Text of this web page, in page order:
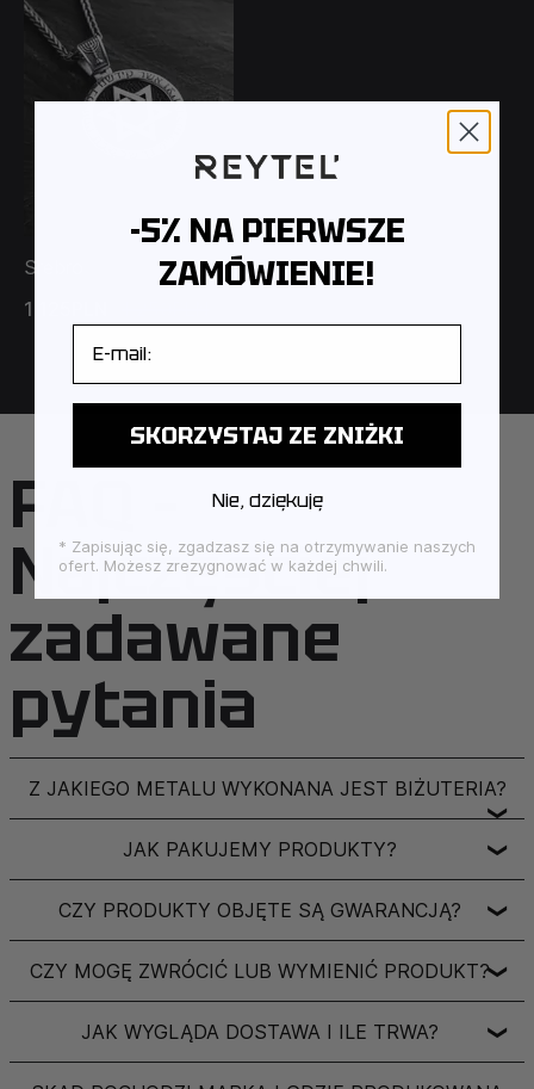
Srebro
1 125PLN
FAQ –
Najczęściej
zadawane
pytania
Z JAKIEGO METALU WYKONANA JEST BIŻUTERIA?
❯
JAK PAKUJEMY PRODUKTY? ❯
CZY PRODUKTY OBJĘTE SĄ GWARANCJĄ? ❯
CZY MOGĘ ZWRÓCIĆ LUB WYMIENIĆ PRODUKT?❯
JAK WYGLĄDA DOSTAWA I ILE TRWA? ❯
-5% NA PIERWSZE
ZAMÓWIENIE!
SKORZYSTAJ ZE ZNIŻKI
Nie, dziękuję
* Zapisując się, zgadzasz się na otrzymywanie naszych
ofert. Możesz zrezygnować w każdej chwili.